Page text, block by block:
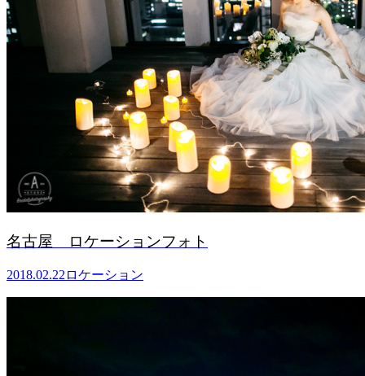
名古屋 ロケーションフォト
2018.02.22 ロケーション